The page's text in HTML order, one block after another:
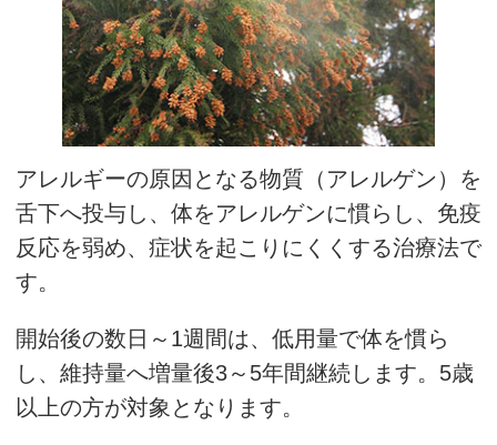
アレルギーの原因となる物質（アレルゲン）を
舌下へ投与し、体をアレルゲンに慣らし、免疫
反応を弱め、症状を起こりにくくする治療法で
す。
開始後の数日～1週間は、低用量で体を慣ら
し、維持量へ増量後3～5年間継続します。5歳
以上の方が対象となります。